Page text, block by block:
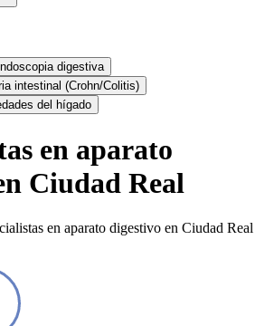
digestiva
intestinal (Crohn/Colitis)
del hígado
en aparato
Ciudad Real
en aparato digestivo en Ciudad Real